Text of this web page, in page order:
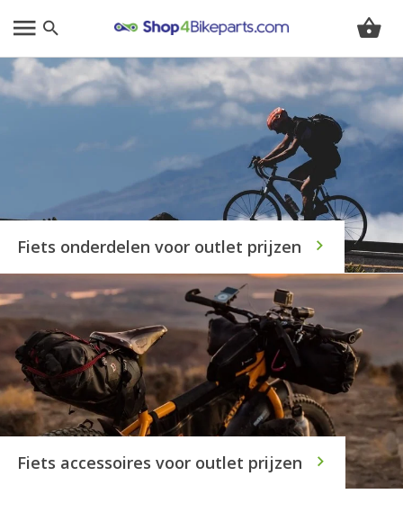
Fiets onderdelen voor outlet prijzen
Fiets accessoires voor outlet prijzen